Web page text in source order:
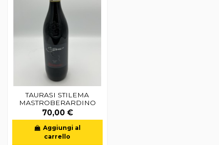
TAURASI STILEMA
MASTROBERARDINO
70,00 €
Aggiungi al
carrello